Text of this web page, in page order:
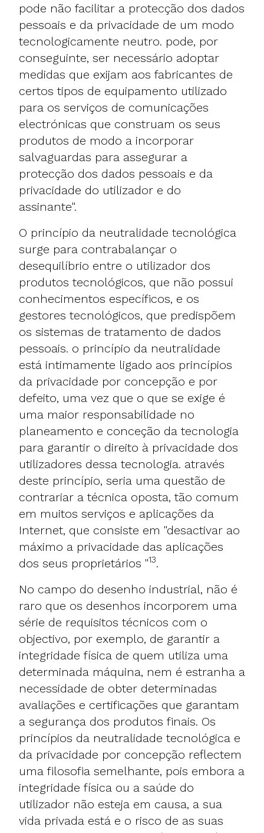
pode não facilitar a protecção dos dados
pessoais e da privacidade de um modo
tecnologicamente neutro. pode, por
conseguinte, ser necessário adoptar
medidas que exijam aos fabricantes de
certos tipos de equipamento utilizado
para os serviços de comunicações
electrónicas que construam os seus
produtos de modo a incorporar
salvaguardas para assegurar a
protecção dos dados pessoais e da
privacidade do utilizador e do
assinante".
O princípio da neutralidade tecnológica
surge para contrabalançar o
desequilíbrio entre o utilizador dos
produtos tecnológicos, que não possui
conhecimentos específicos, e os
gestores tecnológicos, que predispõem
os sistemas de tratamento de dados
pessoais. o princípio da neutralidade
está intimamente ligado aos princípios
da privacidade por concepção e por
defeito, uma vez que o que se exige é
uma maior responsabilidade no
planeamento e conceção da tecnologia
para garantir o direito à privacidade dos
utilizadores dessa tecnologia. através
deste princípio, seria uma questão de
contrariar a técnica oposta, tão comum
em muitos serviços e aplicações da
Internet, que consiste em "desactivar ao
máximo a privacidade das aplicações
dos seus proprietários "13.
No campo do desenho industrial, não é
raro que os desenhos incorporem uma
série de requisitos técnicos com o
objectivo, por exemplo, de garantir a
integridade física de quem utiliza uma
determinada máquina, nem é estranha a
necessidade de obter determinadas
avaliações e certificações que garantam
a segurança dos produtos finais. Os
princípios da neutralidade tecnológica e
da privacidade por concepção reflectem
uma filosofia semelhante, pois embora a
integridade física ou a saúde do
utilizador não esteja em causa, a sua
vida privada está e o risco de as suas